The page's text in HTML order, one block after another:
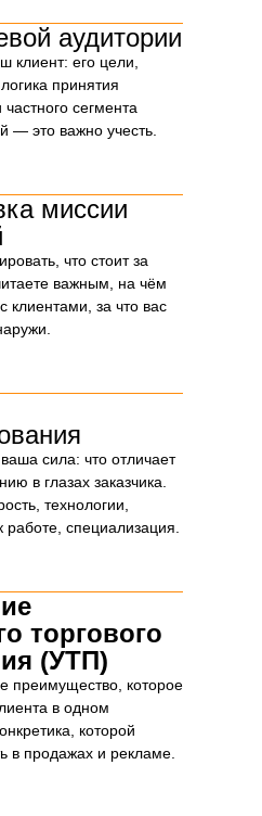
аудитории
клиент: его цели,
принятия
сегмента
— это важно учесть.
миссии
что стоит за
важным, на чём
клиентами, за что вас
сила: что отличает
в глазах заказчика.
технологии,
специализация.
торгового
(УТП)
преимущество, которое
в одном
которой
в продажах и рекламе.
смыслы.
у всех»:
Она
компания?
вас?
время, деньги